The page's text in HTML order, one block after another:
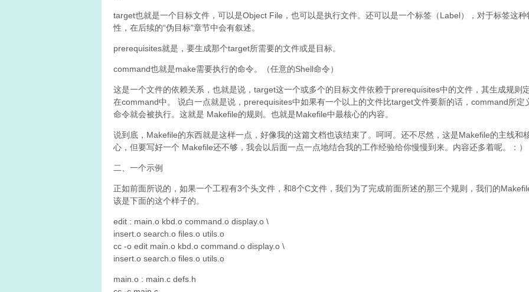
target也就是一个目标文件，可以是Object File，也可以是执行文件。还可以是一个标签（Label），对于标签这种
性，在后续的“伪目标”章节中会有叙述。
prerequisites就是，要生成那个target所需要的文件或是目标。
command也就是make需要执行的命令。（任意的Shell命令）
这是一个文件的依赖关系，也就是说，target这一个或多个的目标文件依赖于prerequisites中的文件，其生成规则
在command中。 说白一点就是说，prerequisites中如果有一个以上的文件比target文件要新的话，command所定
命令就会被执行。这就是 Makefile的规则。也就是Makefile中最核心的内容。
说到底，Makefile的东西就是这样一点，好像我的这篇文档也该结束了。呵呵。还不尽然，这是Makefile的主线和
心，但要写好一个 Makefile还不够，我会以后面一点一点地结合我的工作经验给你慢慢到来。内容还多着呢。：）
二、一个示例
正如前面所说的，如果一个工程有3个头文件，和8个C文件，我们为了完成前面所述的那三个规则，我们的
该是下面的这个样子的。
edit : main.o kbd.o command.o display.o \
insert.o search.o files.o utils.o
cc -o edit main.o kbd.o command.o display.o \
insert.o search.o files.o utils.o
main.o : main.c defs.h